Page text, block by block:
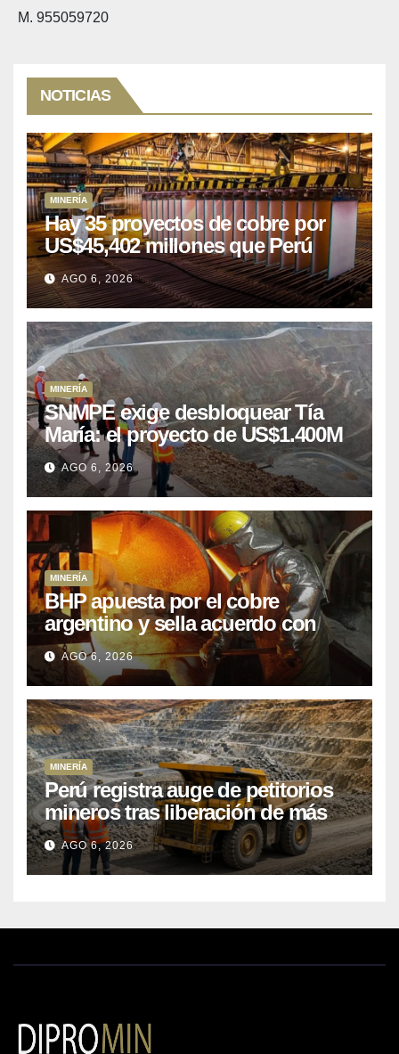
M. 955059720
NOTICIAS
MINERÍA
Hay 35 proyectos de cobre por
US$45,402 millones que Perú
puede aprovechar
AGO 6, 2026
MINERÍA
SNMPE exige desbloquear Tía
María: el proyecto de US$1.400M
que Perú lleva 15 años
posponiendo
AGO 6, 2026
MINERÍA
BHP apuesta por el cobre
argentino y sella acuerdo con
Kobrea para siete proyecto
AGO 6, 2026
MINERÍA
Perú registra auge de petitorios
mineros tras liberación de más
de mil concesiones para explorar
cobre y oro
AGO 6, 2026